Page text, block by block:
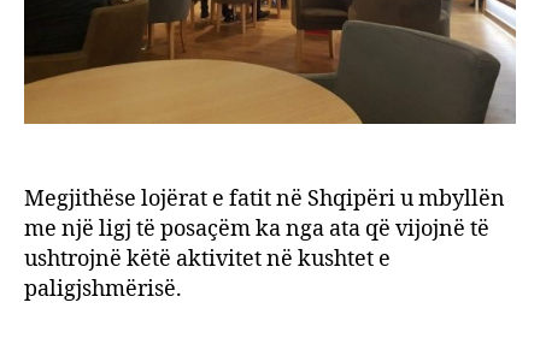
Megjithëse lojërat e fatit në Shqipëri u mbyllën
me një ligj të posaçëm ka nga ata që vijojnë të
ushtrojnë këtë aktivitet në kushtet e
paligjshmërisë.